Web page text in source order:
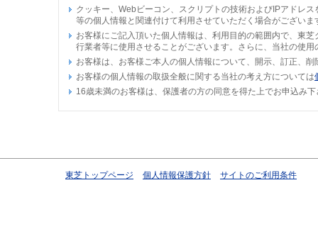
クッキー、Webビーコン、スクリプトの技術およびIPアドレ
等の個人情報と関連付けて利用させていただく場合がございま
お客様にご記入頂いた個人情報は、利用目的の範囲内で、東
行業者等に使用させることがございます。さらに、当社の使
お客様は、お客様ご本人の個人情報について、開示、訂正、
お客様の個人情報の取扱全般に関する当社の考え方については
16歳未満のお客様は、保護者の方の同意を得た上でお申込み下
東芝トップページ 個人情報保護方針 サイトのご利用条件